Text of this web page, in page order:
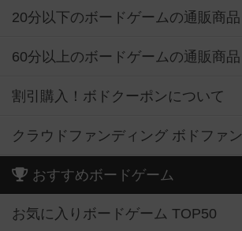
20分以下のボードゲームの通販商品
60分以上のボードゲームの通販商品
割引購入！ボドクーポンについて
クラウドファンディング ボドファン
おすすめボードゲーム
お気に入りボードゲーム TOP50